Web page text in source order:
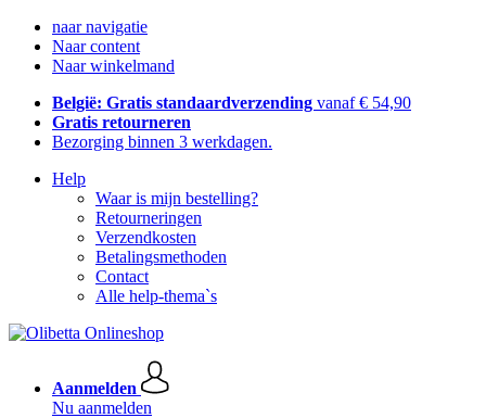
naar navigatie
Naar content
Naar winkelmand
België: Gratis standaardverzending vanaf € 54,90
Gratis retourneren
Bezorging binnen 3 werkdagen.
Help
Waar is mijn bestelling?
Retourneringen
Verzendkosten
Betalingsmethoden
Contact
Alle help-thema`s
Aanmelden
Nu aanmelden